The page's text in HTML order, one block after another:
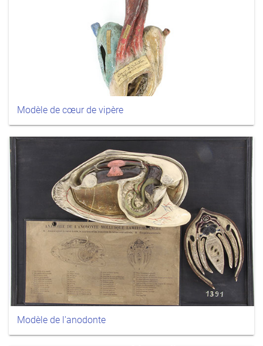
Modèle de cœur de vipère
Modèle de l'anodonte